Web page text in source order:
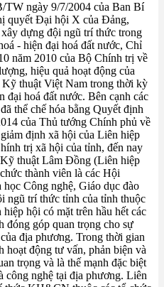
ngày 9/7/2004 của Ban Bí
quyết Đại hội X của Đảng,
dựng đội ngũ trí thức trong
- hiện đại hoá đất nước, Chỉ
năm 2010 của Bộ Chính trị về
hiệu quả hoạt động của
thuật Việt Nam trong thời kỳ
đại hoá đất nước. Bên cạnh các
thể chế hóa bằng Quyết định
của Thủ tướng Chính phủ về
định xã hội của Liên hiệp
trị xã hội của tỉnh, đến nay
thuật Lâm Đồng (Liên hiệp
thành viên là các Hội
Công nghệ, Giáo dục đào
ngũ trí thức tỉnh của tỉnh thuộc
hội có mặt trên hầu hết các
đóng góp quan trọng cho sự
địa phương. Trong thời gian
hoạt động tư vấn, phản biện và
trọng và là thế mạnh đặc biệt
công nghệ tại địa phương. Liên